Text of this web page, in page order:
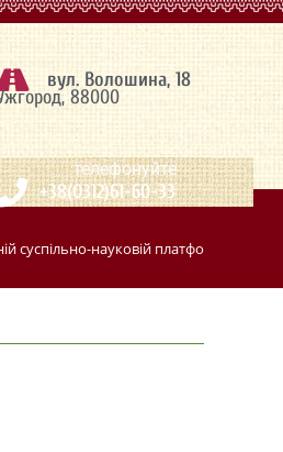
вул. Волошина, 18
88000
телефонуйте
+38(0312)61-60-33
суспільно-науковій платформі